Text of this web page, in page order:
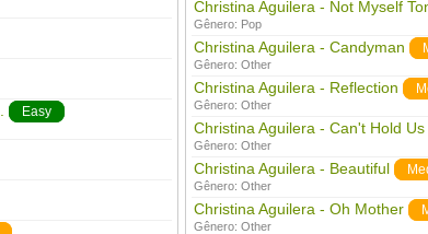
Easy
Christina Aguilera - Not Myself
Gênero: Pop
Christina Aguilera - Candyman
Gênero: Other
Christina Aguilera - Reflection
Gênero: Other
Christina Aguilera - Can't Hold Us
Gênero: Other
Christina Aguilera - Beautiful
Gênero: Other
Christina Aguilera - Oh Mother
Gênero: Other